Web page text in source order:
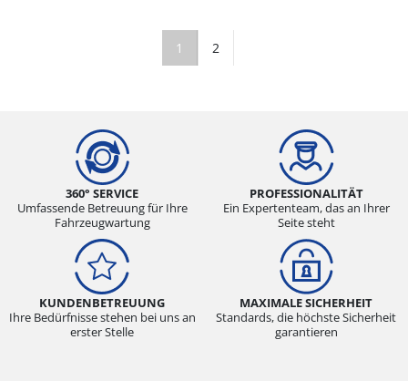
1 2
360° SERVICE
Umfassende Betreuung für Ihre
Fahrzeugwartung
PROFESSIONALITÄT
Ein Expertenteam, das an Ihrer
Seite steht
KUNDENBETREUUNG
Ihre Bedürfnisse stehen bei uns an
erster Stelle
MAXIMALE SICHERHEIT
Standards, die höchste Sicherheit
garantieren